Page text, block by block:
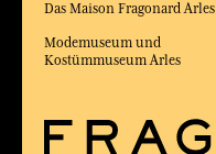
Das Maison Fragonard Arles
Modemuseum und
Kostümmuseum Arles